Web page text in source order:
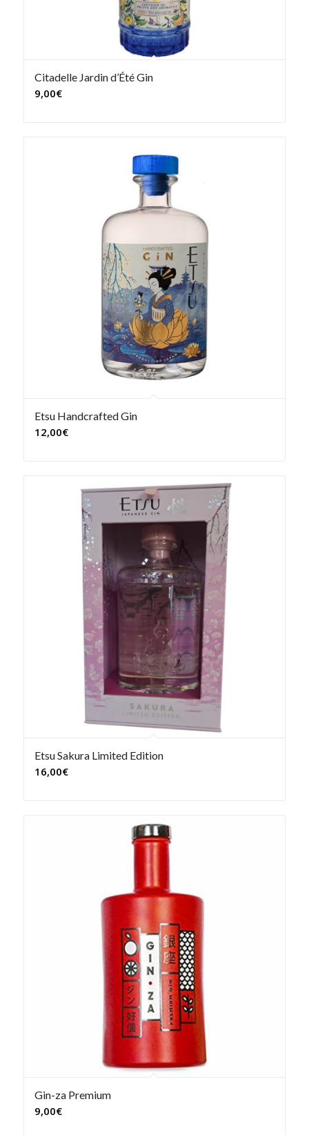
Citadelle Jardin d’Été Gin
9,00€
Etsu Handcrafted Gin
12,00€
Etsu Sakura Limited Edition
16,00€
Gin-za Premium
9,00€